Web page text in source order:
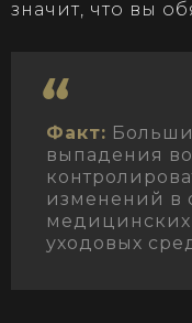
значит, что вы
Факт:
выпадения
изменений в
уходовых